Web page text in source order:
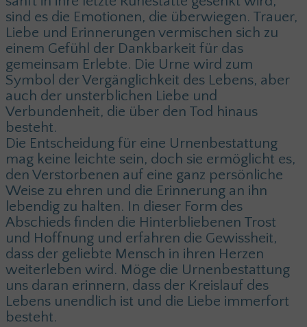
sind es die Emotionen, die überwiegen. Trauer,
Liebe und Erinnerungen vermischen sich zu
einem Gefühl der Dankbarkeit für das
gemeinsam Erlebte. Die Urne wird zum
Symbol der Vergänglichkeit des Lebens, aber
auch der unsterblichen Liebe und
Verbundenheit, die über den Tod hinaus
besteht.
Die Entscheidung für eine Urnenbestattung
mag keine leichte sein, doch sie ermöglicht es,
den Verstorbenen auf eine ganz persönliche
Weise zu ehren und die Erinnerung an ihn
lebendig zu halten. In dieser Form des
Abschieds finden die Hinterbliebenen Trost
und Hoffnung und erfahren die Gewissheit,
dass der geliebte Mensch in ihren Herzen
weiterleben wird. Möge die Urnenbestattung
uns daran erinnern, dass der Kreislauf des
Lebens unendlich ist und die Liebe immerfort
besteht.